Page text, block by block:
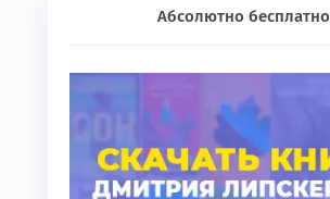
Абсолютно бесплатно